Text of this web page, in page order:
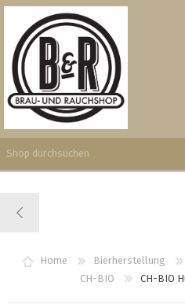
WUNSCHLISTE
0
Home Bierherstellung
CH-BIO
CH-BIO